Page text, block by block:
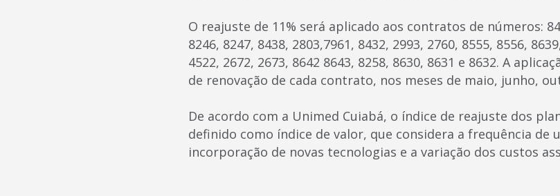
O reajuste de 11% será aplicado aos contratos de números:
8246, 8247, 8438, 2803,7961, 8432, 2993, 2760, 8555, 8556,
4522, 2672, 2673, 8642 8643, 8258, 8630, 8631 e 8632. A
de renovação de cada contrato, nos meses de maio, junho,
De acordo com a Unimed Cuiabá, o índice de reajuste dos
definido como índice de valor, que considera a frequência de
incorporação de novas tecnologias e a variação dos custos